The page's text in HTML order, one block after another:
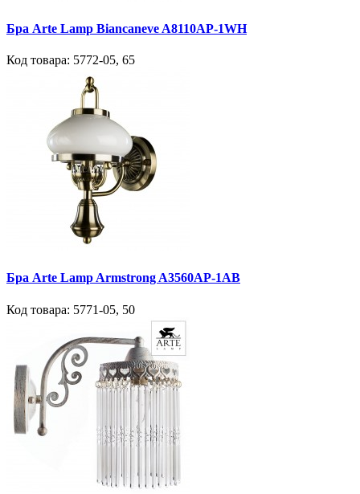
Бра Arte Lamp Biancaneve A8110AP-1WH
Код товара: 5772-05, 65
Бра Arte Lamp Armstrong A3560AP-1AB
Код товара: 5771-05, 50